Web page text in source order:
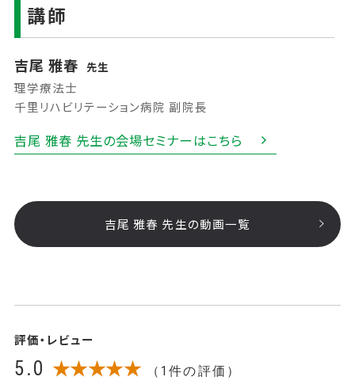
講師
吉尾 雅春 先生
理学療法士
千里リハビリテーション病院 副院長
吉尾 雅春 先生の会場セミナーはこちら
吉尾 雅春 先生の動画一覧
評価・レビュー
5.0 ★★★★★ （1件の評価）